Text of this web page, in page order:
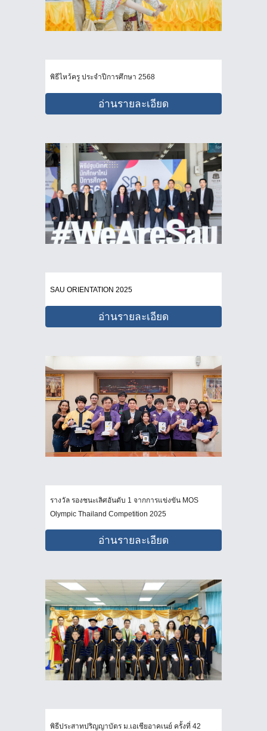
พิธีไหว้ครู ประจำปีการศึกษา 2568
อ่านรายละเอียด
SAU ORIENTATION 2025
อ่านรายละเอียด
รางวัล รองชนะเลิศอันดับ 1 จากการแข่งขัน MOS
Olympic Thailand Competition 2025
อ่านรายละเอียด
พิธีประสาทปริญญาบัตร ม.เอเชียอาคเนย์ ครั้งที่ 42